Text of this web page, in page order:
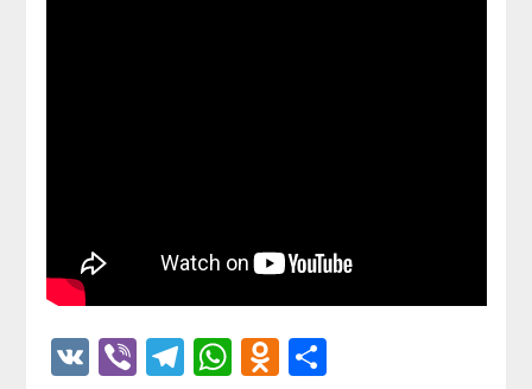
VKViberTelegram
WhatsApp
Odnoklassniki
Отправить